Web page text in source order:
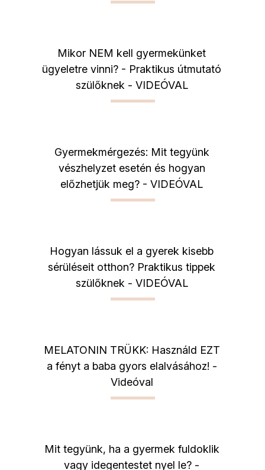
Mikor NEM kell gyermekünket
ügyeletre vinni? - Praktikus útmutató
szülőknek - VIDEÓVAL
Gyermekmérgezés: Mit tegyünk
vészhelyzet esetén és hogyan
előzhetjük meg? - VIDEÓVAL
Hogyan lássuk el a gyerek kisebb
sérüléseit otthon? Praktikus tippek
szülőknek - VIDEÓVAL
MELATONIN TRÜKK: Használd EZT
a fényt a baba gyors elalvásához! -
Videóval
Mit tegyünk, ha a gyermek fuldoklik
vagy idegentestet nyel le? -